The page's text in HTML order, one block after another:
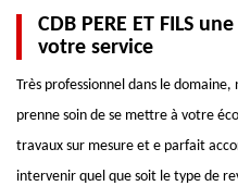
CDB PERE ET FILS
votre service
Très professionnel dans le domaine,
prenne soin de se mettre à votre
travaux sur mesure et e parfait
intervenir quel que soit le type de